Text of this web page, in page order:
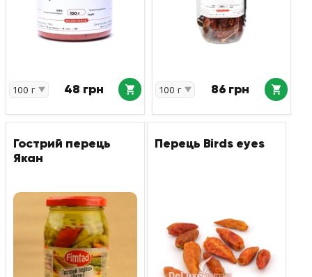
48 грн 86 грн
Гострий перець
Якан
Перець Birds eyes